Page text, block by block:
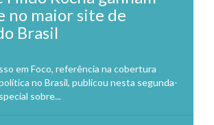
no maior site de
Brasil
em Foco, referência na cobertura
no Brasil, publicou nesta segunda-
sobre...